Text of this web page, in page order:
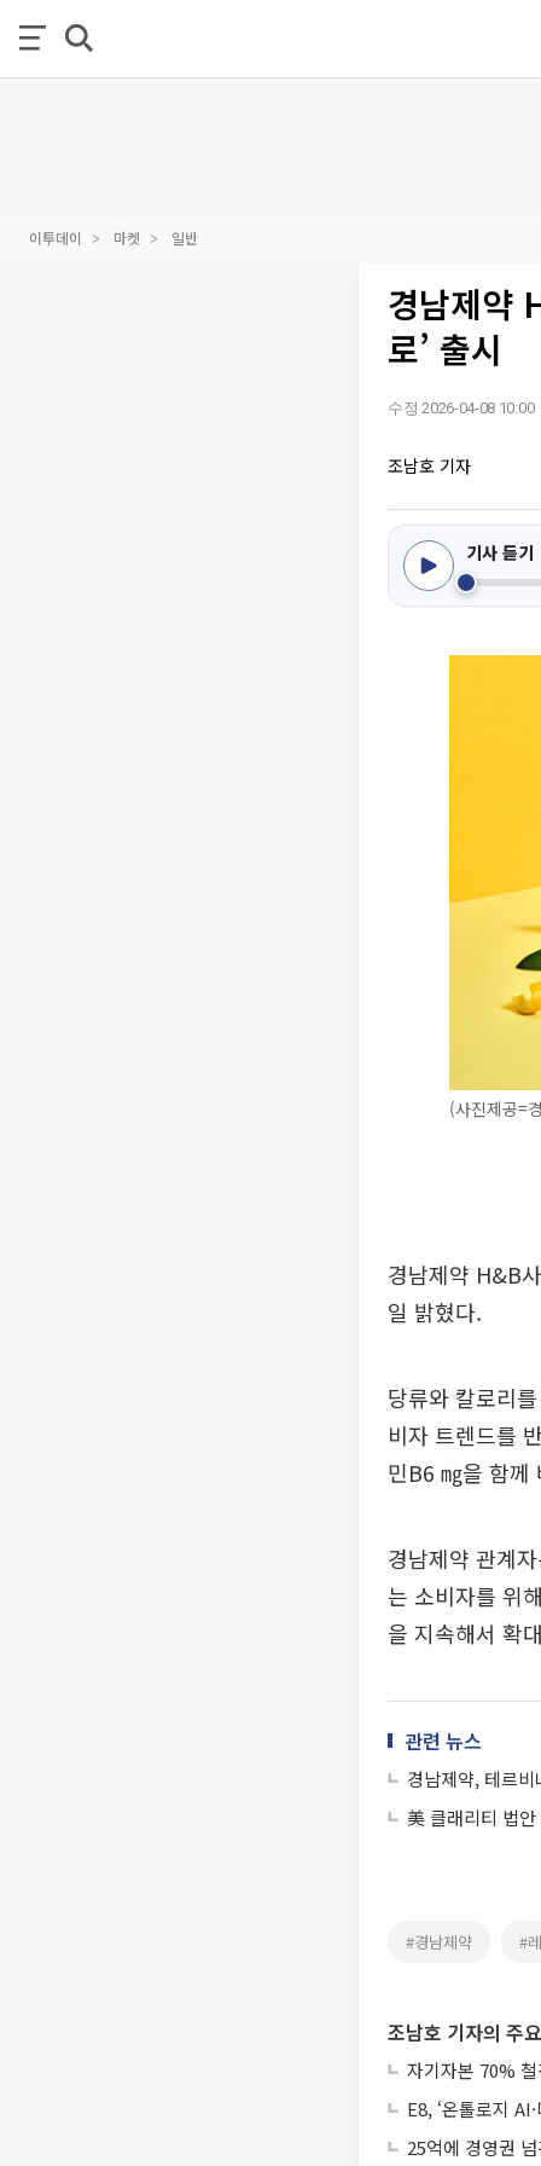
이투데이 마켓 일반
경남제약
로’ 출시
수정 2026-04-08 10:00
조남호 기자
기사 듣기
(사진제공=
경남제약 H&B
일 밝혔다.
당류와 칼로리
비자 트렌드를
민B6 ㎎을 함께
경남제약 관계
는 소비자를 위
을 지속해서 확
관련 뉴스
경남제약, 테르비
美 클래리티 법
#경남제약 #
조남호 기자의 주
자기자본 70%
E8, ‘온톨로지
25억에 경영권